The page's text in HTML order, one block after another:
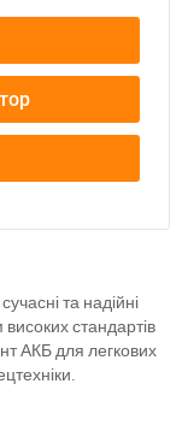
та надійні
стандартів
АКБ для легкових